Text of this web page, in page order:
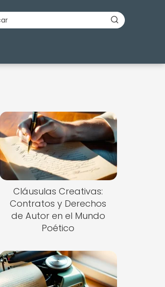
Cláusulas Creativas:
Contratos y Derechos
de Autor en el Mundo
Poético